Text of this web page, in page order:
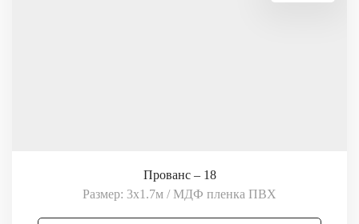
Прованс – 18
Размер: 3х1.7м / МДФ пленка ПВХ